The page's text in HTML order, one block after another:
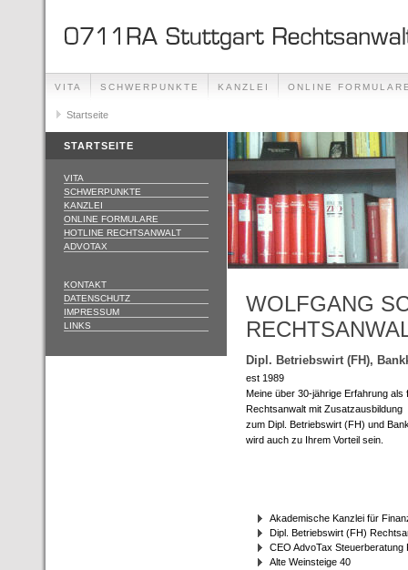
VITA SCHWERPUNKTE KANZLEI ONLINE
Startseite
STARTSEITE
VITA
SCHWERPUNKTE
KANZLEI
ONLINE FORMULARE
HOTLINE RECHTSANWALT
ADVOTAX
KONTAKT
DATENSCHUTZ
IMPRESSUM
LINKS
WOLFGANG
Dipl. Betriebswirt (FH),
est 1989
Meine über 30-jährige Erfahrung als
Rechtsanwalt mit Zusatzausbildung
zum Dipl. Betriebswirt (FH) und
wird auch zu Ihrem Vorteil sein.
Akademische Kanzlei für
Dipl. Betriebswirt (FH)
CEO AdvoTax
Alte Weinsteige 40